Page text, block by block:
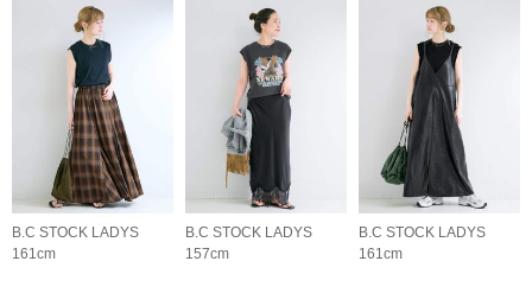
B.C STOCK LADYS
161cm
B.C STOCK LADYS
157cm
B.C STOCK LADYS
161cm